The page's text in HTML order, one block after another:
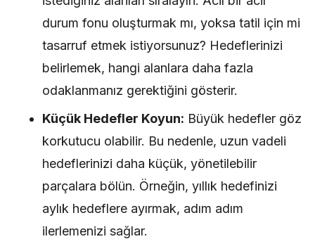
durum fonu oluşturmak mı, yoksa tatil için mi
tasarruf etmek istiyorsunuz? Hedeflerinizi
belirlemek, hangi alanlara daha fazla
odaklanmanız gerektiğini gösterir.
Küçük Hedefler Koyun: Büyük hedefler göz
korkutucu olabilir. Bu nedenle, uzun vadeli
hedeflerinizi daha küçük, yönetilebilir
parçalara bölün. Örneğin, yıllık hedefinizi
aylık hedeflere ayırmak, adım adım
ilerlemenizi sağlar.